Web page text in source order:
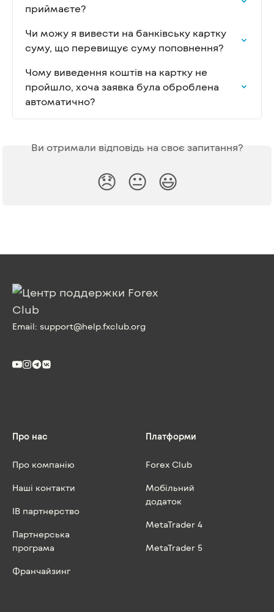
приймаєте?
Чи можу я вивести на банківську картку
суму, що перевищує суму поповнення?
Чому виведення коштів на картку не
пройшло, хоча заявка була оброблена
автоматично?
Ви отримали відповідь на своє запитання?
😞 😐 😃
Email: support@help.fxclub.org
Про нас
Про компанію
Наші контакти
IB партнерство
Партнерська
програма
Франчайзинг
Платформи
Forex Club
Мобільний
додаток
MetaTrader 4
MetaTrader 5